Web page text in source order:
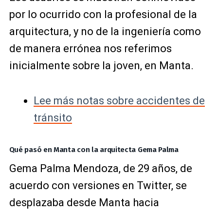
por lo ocurrido con la profesional de la
arquitectura, y no de la ingeniería como
de manera errónea nos referimos
inicialmente sobre la joven, en Manta.
Lee más notas sobre accidentes de
tránsito
Qué pasó en Manta con la arquitecta Gema Palma
Gema Palma Mendoza, de 29 años, de
acuerdo con versiones en Twitter, se
desplazaba desde Manta hacia